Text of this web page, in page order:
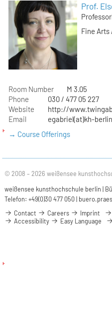
Prof.
Fine Arts
Room Number
M 3.05
Phone
030 / 477 05 227
Website
http://
Email
egabriel(at)kh-
→ Course Offerings
© 2008 – 2026 weißensee
weißensee kunsthochschule berlin |
Telefon: +49(0)30 477 050 |
Contact
Careers Imprint
Accessibility
Easy Language